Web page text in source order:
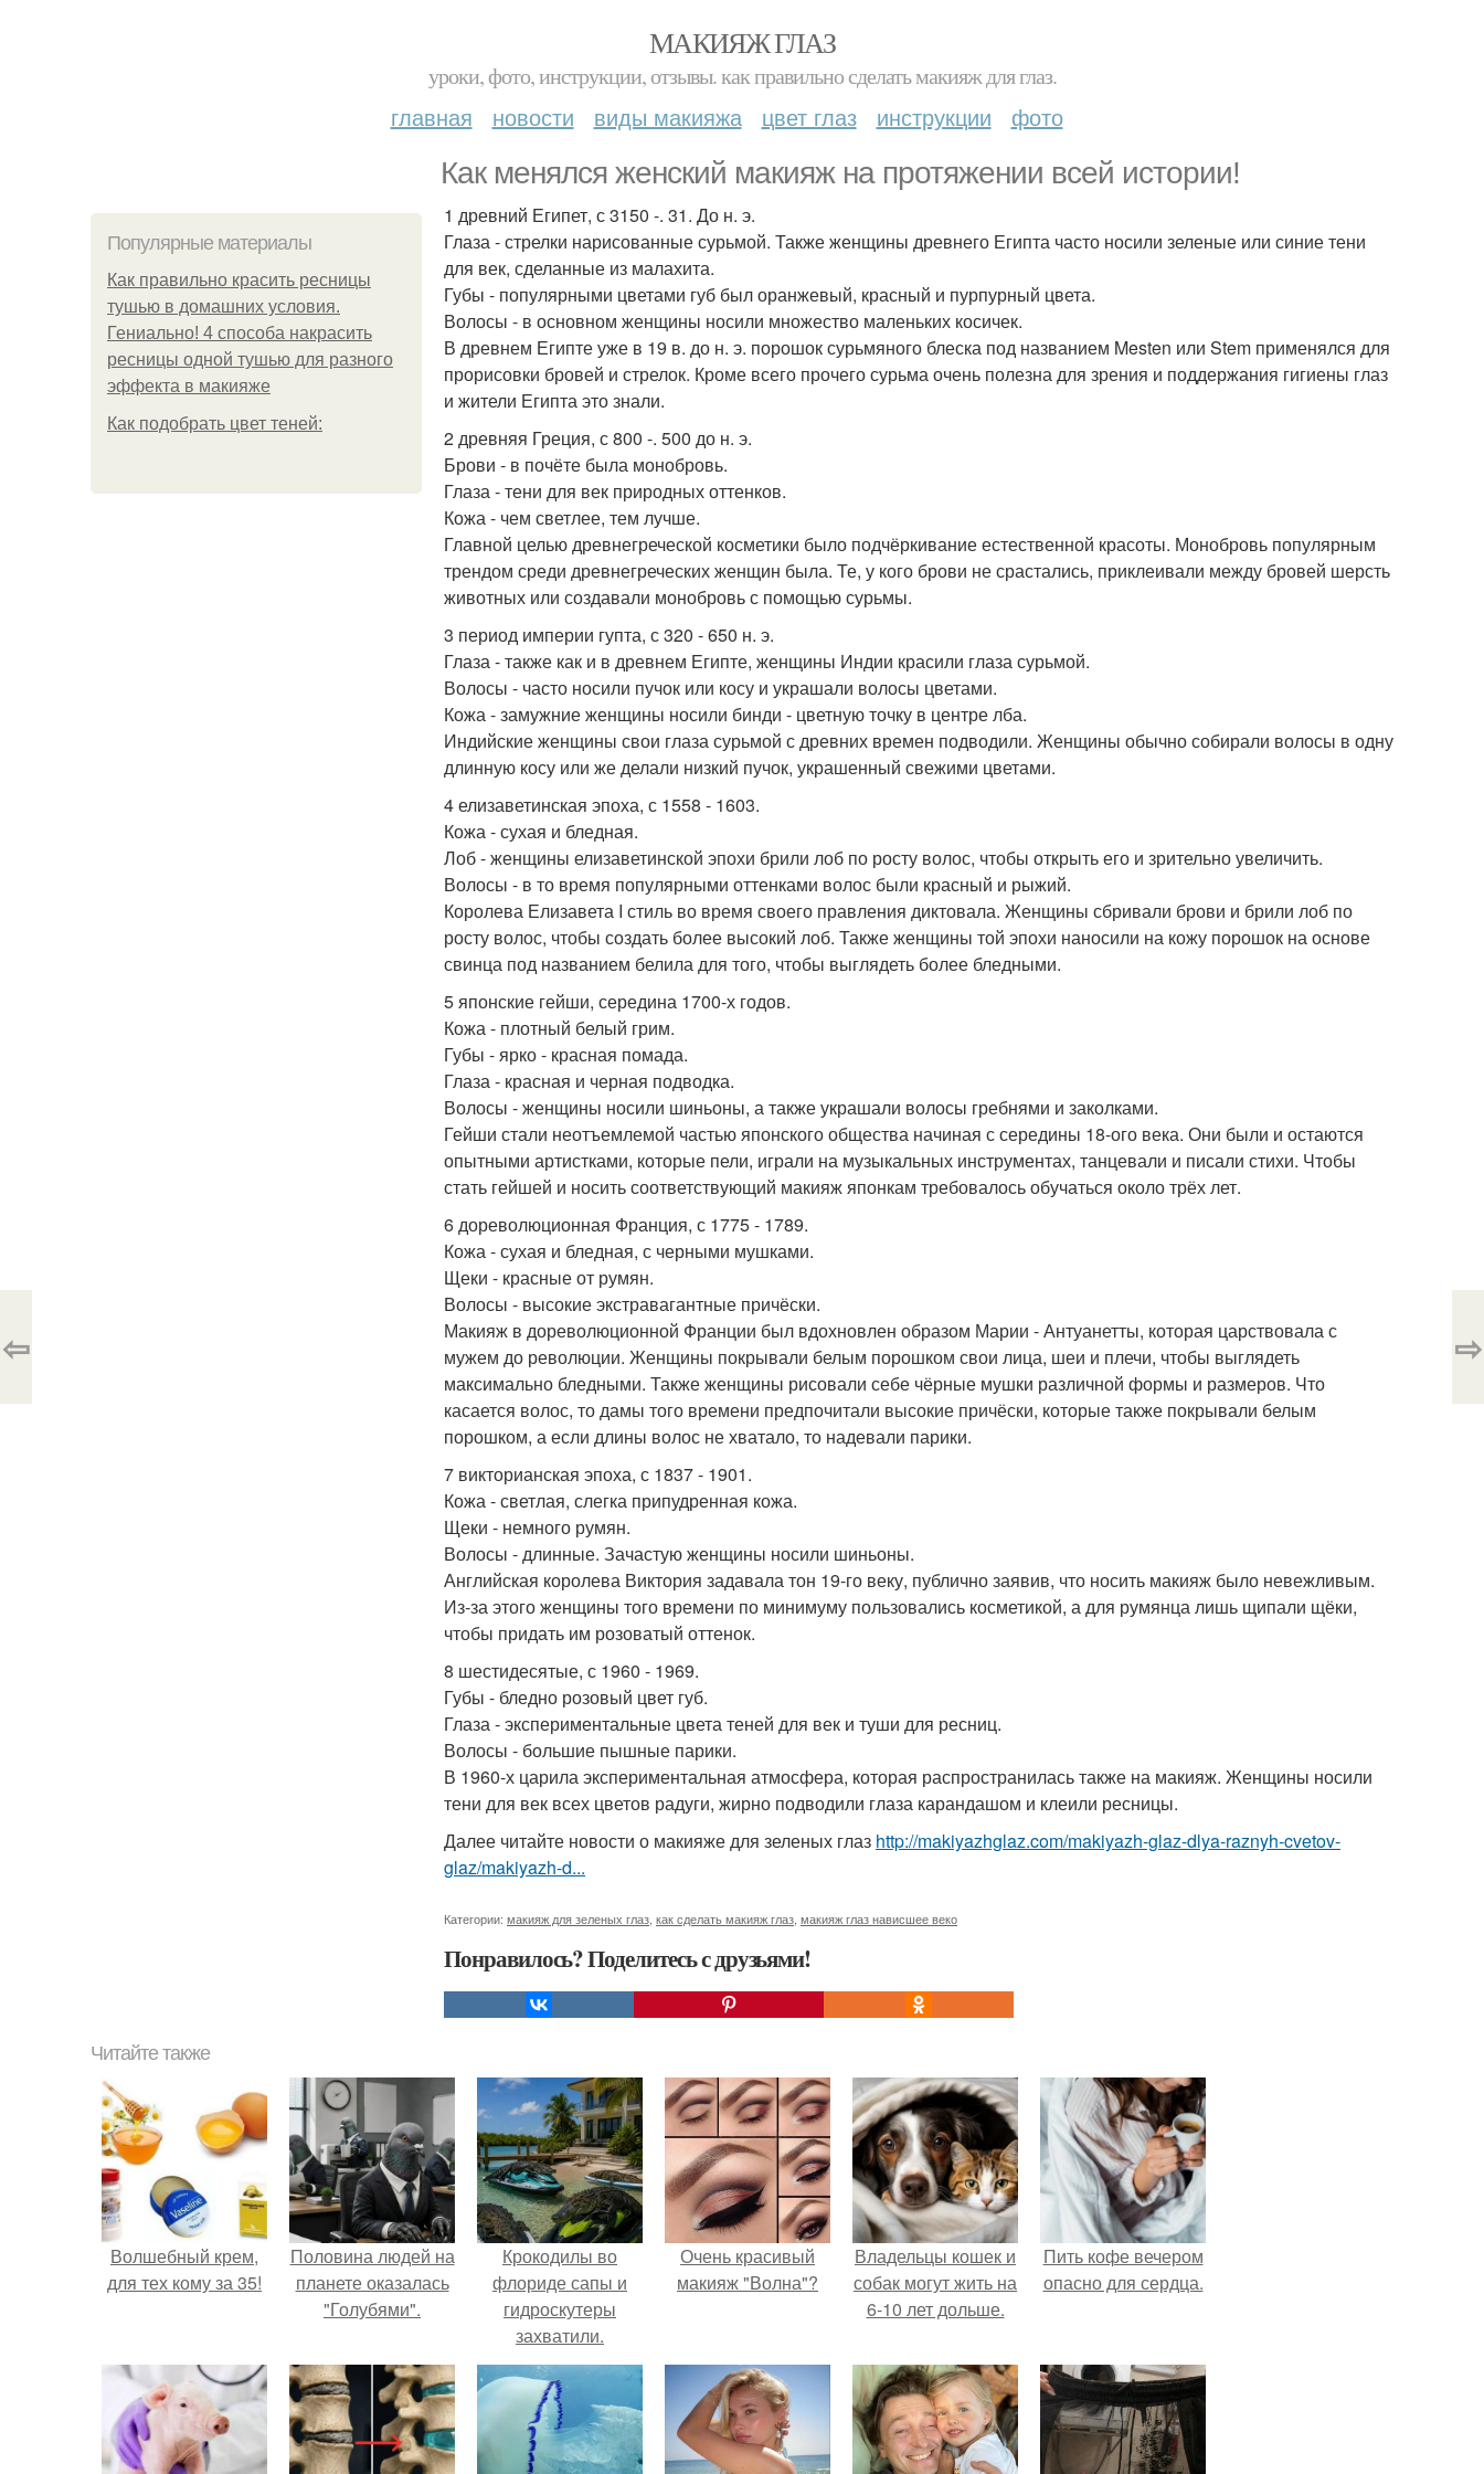
МАКИЯЖ ГЛАЗ
уроки, фото, инструкции, отзывы. как правильно сделать макияж для глаз.
главная новости виды макияжа цвет глаз инструкции фото
Как менялся женский макияж на протяжении всей истории!
Популярные материалы
Как правильно красить ресницы
тушью в домашних условия.
Гениально! 4 способа накрасить
ресницы одной тушью для разного
эффекта в макияже
Как подобрать цвет теней:
1 древний Египет, с 3150 -. 31. До н. э.
Глаза - стрелки нарисованные сурьмой. Также женщины древнего Египта часто носили зеленые или синие тени
для век, сделанные из малахита.
Губы - популярными цветами губ был оранжевый, красный и пурпурный цвета.
Волосы - в основном женщины носили множество маленьких косичек.
В древнем Египте уже в 19 в. до н. э. порошок сурьмяного блеска под названием Mesten или Stem применялся для
прорисовки бровей и стрелок. Кроме всего прочего сурьма очень полезна для зрения и поддержания гигиены глаз
и жители Египта это знали.
2 древняя Греция, с 800 -. 500 до н. э.
Брови - в почёте была монобровь.
Глаза - тени для век природных оттенков.
Кожа - чем светлее, тем лучше.
Главной целью древнегреческой косметики было подчёркивание естественной красоты. Монобровь популярным
трендом среди древнегреческих женщин была. Те, у кого брови не срастались, приклеивали между бровей шерсть
животных или создавали монобровь с помощью сурьмы.
3 период империи гупта, с 320 - 650 н. э.
Глаза - также как и в древнем Египте, женщины Индии красили глаза сурьмой.
Волосы - часто носили пучок или косу и украшали волосы цветами.
Кожа - замужние женщины носили бинди - цветную точку в центре лба.
Индийские женщины свои глаза сурьмой с древних времен подводили. Женщины обычно собирали волосы в одну
длинную косу или же делали низкий пучок, украшенный свежими цветами.
4 елизаветинская эпоха, с 1558 - 1603.
Кожа - сухая и бледная.
Лоб - женщины елизаветинской эпохи брили лоб по росту волос, чтобы открыть его и зрительно увеличить.
Волосы - в то время популярными оттенками волос были красный и рыжий.
Королева Елизавета I стиль во время своего правления диктовала. Женщины сбривали брови и брили лоб по
росту волос, чтобы создать более высокий лоб. Также женщины той эпохи наносили на кожу порошок на основе
свинца под названием белила для того, чтобы выглядеть более бледными.
5 японские гейши, середина 1700-х годов.
Кожа - плотный белый грим.
Губы - ярко - красная помада.
Глаза - красная и черная подводка.
Волосы - женщины носили шиньоны, а также украшали волосы гребнями и заколками.
Гейши стали неотъемлемой частью японского общества начиная с середины 18-ого века. Они были и остаются
опытными артистками, которые пели, играли на музыкальных инструментах, танцевали и писали стихи. Чтобы
стать гейшей и носить соответствующий макияж японкам требовалось обучаться около трёх лет.
6 дореволюционная Франция, с 1775 - 1789.
Кожа - сухая и бледная, с черными мушками.
Щеки - красные от румян.
Волосы - высокие экстравагантные причёски.
Макияж в дореволюционной Франции был вдохновлен образом Марии - Антуанетты, которая царствовала с
мужем до революции. Женщины покрывали белым порошком свои лица, шеи и плечи, чтобы выглядеть
максимально бледными. Также женщины рисовали себе чёрные мушки различной формы и размеров. Что
касается волос, то дамы того времени предпочитали высокие причёски, которые также покрывали белым
порошком, а если длины волос не хватало, то надевали парики.
7 викторианская эпоха, с 1837 - 1901.
Кожа - светлая, слегка припудренная кожа.
Щеки - немного румян.
Волосы - длинные. Зачастую женщины носили шиньоны.
Английская королева Виктория задавала тон 19-го веку, публично заявив, что носить макияж было невежливым.
Из-за этого женщины того времени по минимуму пользовались косметикой, а для румянца лишь щипали щёки,
чтобы придать им розоватый оттенок.
8 шестидесятые, с 1960 - 1969.
Губы - бледно розовый цвет губ.
Глаза - экспериментальные цвета теней для век и туши для ресниц.
Волосы - большие пышные парики.
В 1960-х царила экспериментальная атмосфера, которая распространилась также на макияж. Женщины носили
тени для век всех цветов радуги, жирно подводили глаза карандашом и клеили ресницы.
Далее читайте новости о макияже для зеленых глаз http://makiyazhglaz.com/makiyazh-glaz-dlya-raznyh-cvetov-
glaz/makiyazh-d...
Категории: макияж для зеленых глаз как сделать макияж глаз макияж глаз нависшее веко
Понравилось? Поделитесь с друзьями!
⇦ ⇨
Читайте также
Волшебный крем,
для тех кому за 35!
Половина людей на
планете оказалась
"Голубями".
Крокодилы во
флориде сапы и
гидроскутеры
захватили.
Очень красивый
макияж "Волна"?
Владельцы кошек и
собак могут жить на
6-10 лет дольше.
Пить кофе вечером
опасно для сердца.